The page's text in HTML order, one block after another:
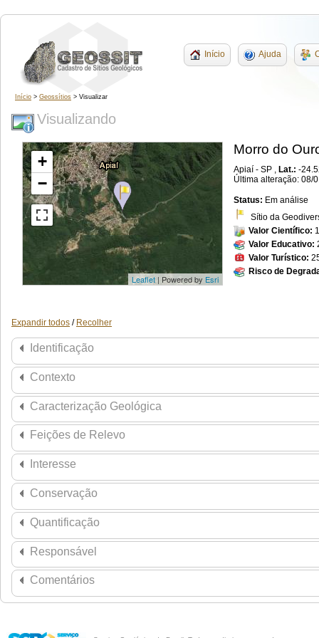
Início Ajuda
Início > Geossítios > Visualizar
Visualizando
+
−
Leaflet | Powered by Esri
Morro do
Apiaí - SP , Lat.: -
Última alteração: 08/
Status: Em análise
Sítio da
Valor Científico:
Valor Educativo:
Valor Turístico:
Risco de
Expandir todos / Recolher
Identificação
Contexto
Caracterização Geológica
Feições de Relevo
Interesse
Conservação
Quantificação
Responsável
Comentários